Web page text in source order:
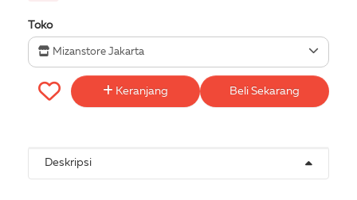
Toko
Mizanstore Jakarta
Keranjang Beli Sekarang
Deskripsi